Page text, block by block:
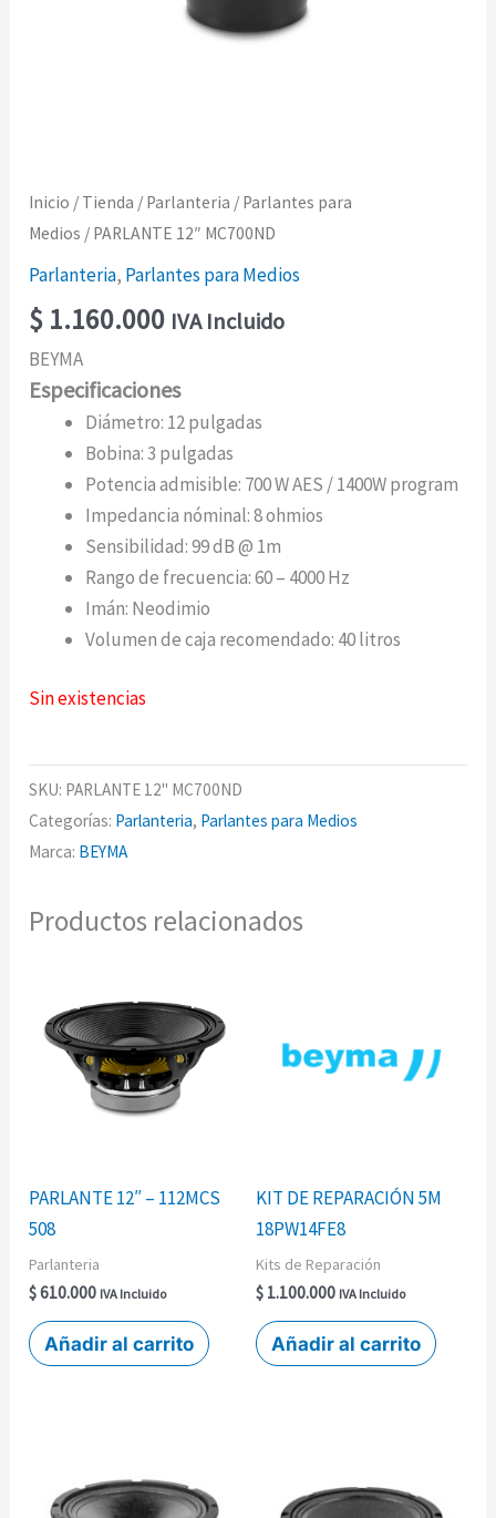
Inicio / Tienda / Parlanteria / Parlantes para
Medios / PARLANTE 12″ MC700ND
Parlanteria, Parlantes para Medios
$ 1.160.000 IVA Incluido
BEYMA
Especificaciones
Diámetro: 12 pulgadas
Bobina: 3 pulgadas
Potencia admisible: 700 W AES / 1400W program
Impedancia nóminal: 8 ohmios
Sensibilidad: 99 dB @ 1m
Rango de frecuencia: 60 – 4000 Hz
Imán: Neodimio
Volumen de caja recomendado: 40 litros
Sin existencias
SKU: PARLANTE 12" MC700ND
Categorías: Parlanteria, Parlantes para Medios
Marca: BEYMA
Productos relacionados
PARLANTE 12″ – 112MCS
508
Parlanteria
$610.000 IVA Incluido
Añadir al carrito
KIT DE REPARACIÓN 5M
18PW14FE8
Kits de Reparación
$ 1.100.000 IVA Incluido
Añadir al carrito